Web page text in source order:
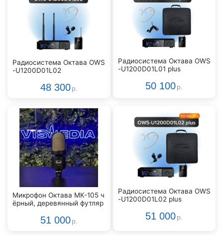
Радиосистема Октава OWS
-U1200D01L02
48 300 р.
Радиосистема Октава OWS
-U1200D01L01 plus
50 100 р.
Микрофон Октава МК-105 ч
ёрный, деревянный футляр
51 000 р.
Радиосистема Октава OWS
-U1200D01L02 plus
51 000 р.